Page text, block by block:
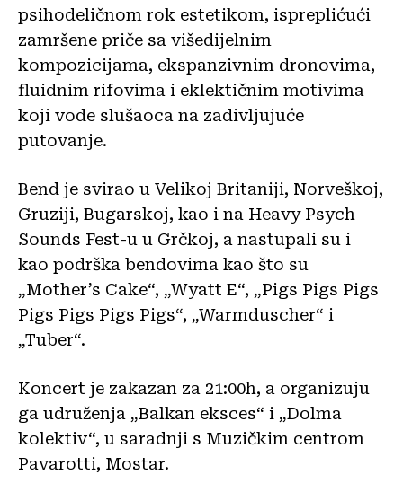
psihodeličnom rok estetikom, ispreplićući
zamršene priče sa višedijelnim
kompozicijama, ekspanzivnim dronovima,
fluidnim rifovima i eklektičnim motivima
koji vode slušaoca na zadivljujuće
putovanje.
Bend je svirao u Velikoj Britaniji, Norveškoj,
Gruziji, Bugarskoj, kao i na Heavy Psych
Sounds Fest-u u Grčkoj, a nastupali su i
kao podrška bendovima kao što su
„Mother’s Cake“, „Wyatt E“, „Pigs Pigs Pigs
Pigs Pigs Pigs Pigs“, „Warmduscher“ i
„Tuber“.
Koncert je zakazan za 21:00h, a organizuju
ga udruženja „Balkan eksces“ i „Dolma
kolektiv“, u saradnji s Muzičkim centrom
Pavarotti, Mostar.